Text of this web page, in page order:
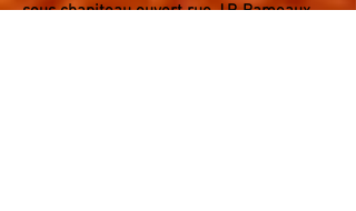
sous chapiteau ouvert rue J.P. Rameaux -